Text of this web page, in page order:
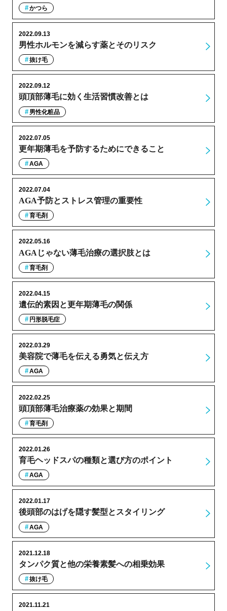
かつら
男性ホルモンを減らす薬とそのリスク
2022.09.13
抜け毛
頭頂部薄毛に効く生活習慣改善とは
2022.09.12
男性化粧品
更年期薄毛を予防するためにできること
2022.07.05
AGA
AGA予防とストレス管理の重要性
2022.07.04
育毛剤
AGAじゃない薄毛治療の選択肢とは
2022.05.16
育毛剤
遺伝的素因と更年期薄毛の関係
2022.04.15
円形脱毛症
美容院で薄毛を伝える勇気と伝え方
2022.03.29
AGA
頭頂部薄毛治療薬の効果と期間
2022.02.25
育毛剤
育毛ヘッドスパの種類と選び方のポイント
2022.01.26
AGA
後頭部のはげを隠す髪型とスタイリング
2022.01.17
AGA
タンパク質と他の栄養素髪への相乗効果
2021.12.18
抜け毛
2021.11.21